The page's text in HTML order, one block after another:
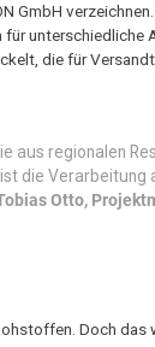
GmbH
unterschiedliche
die für
aus regionalen
die Verarbeitung
Otto,
Doch das